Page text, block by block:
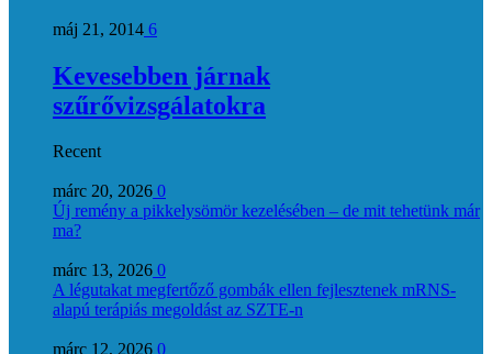
máj 21, 2014 6
Kevesebben járnak
szűrővizsgálatokra
Recent
márc 20, 2026 0
Új remény a pikkelysömör kezelésében – de mit tehetünk már
ma?
márc 13, 2026 0
A légutakat megfertőző gombák ellen fejlesztenek mRNS-
alapú terápiás megoldást az SZTE-n
márc 12, 2026 0